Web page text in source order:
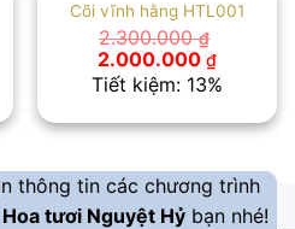
₫.
Cõi vĩnh hằng HTL001
2.300.000₫
Giá
gốc
là:
2.000.000 ₫Giá
hiện
tại
Tiết kiệm: 13%
thông tin các chương trình
Hoa tươi Nguyệt Hỷ bạn nhé!